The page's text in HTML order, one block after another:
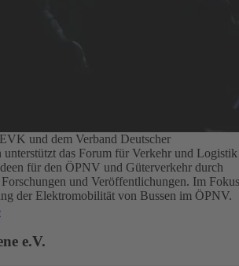
und dem Verband Deutscher
unterstützt das Forum für Verkehr und Logistik
für den ÖPNV und Güterverkehr durch
und Veröffentlichungen. Im Fokus
der Elektromobilität von Bussen im ÖPNV.
e.V.